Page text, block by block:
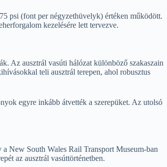
psi (font per négyzethüvelyk) értéken működött.
kezelésére lett tervezve.
Az ausztrál vasúti hálózat különböző szakaszain
teli ausztrál terepen, ahol robusztus
egyre inkább átvették a szerepüket. Az utolsó
New South Wales Rail Transport Museum-ban
az ausztrál vasúttörténetben.